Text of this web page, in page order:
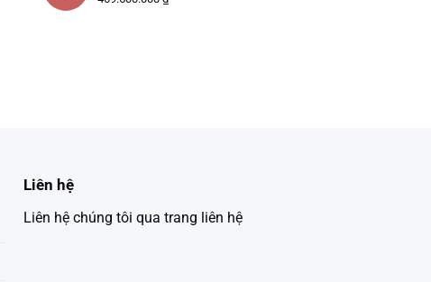
Liên hệ
Liên hệ chúng tôi qua trang liên hệ